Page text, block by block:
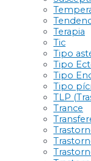
Terapia
Tic
Tipo
Tipo
Tipo
Tipo
TLP
Trance